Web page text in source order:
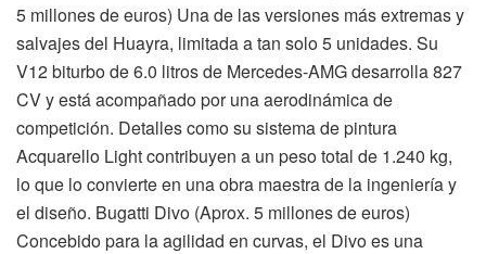
5 millones de euros) Una de las versiones más extremas y
salvajes del Huayra, limitada a tan solo 5 unidades. Su
V12 biturbo de 6.0 litros de Mercedes-AMG desarrolla 827
CV y está acompañado por una aerodinámica de
competición. Detalles como su sistema de pintura
Acquarello Light contribuyen a un peso total de 1.240 kg,
lo que lo convierte en una obra maestra de la ingeniería y
el diseño. Bugatti Divo (Aprox. 5 millones de euros)
Concebido para la agilidad en curvas, el Divo es una